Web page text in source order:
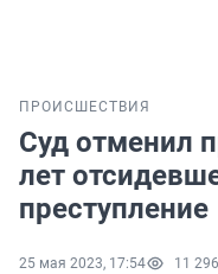
ПРОИСШЕСТВИЯ
Суд отменил
лет
преступление
25 мая 2023, 17:54 11 296